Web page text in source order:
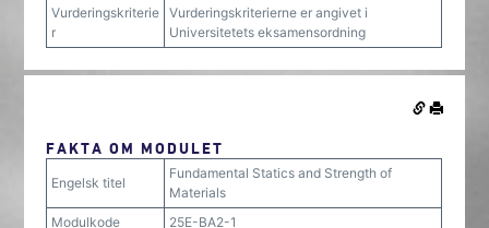
Vurderingskriterie
r
Vurderingskriterierne er angivet i
Universitetets eksamensordning
FAKTA OM MODULET
Engelsk titel
Fundamental Statics and Strength of
Materials
Modulkode
25E-BA2-1